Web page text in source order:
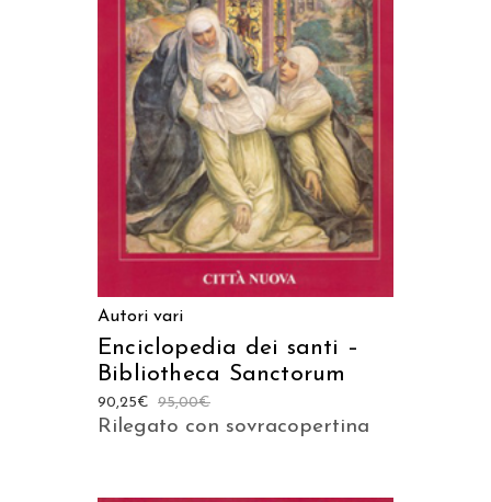
LEGGI TUTTO
Autori vari
Enciclopedia dei santi –
Bibliotheca Sanctorum
95,00€
90,25€
Rilegato con sovracopertina